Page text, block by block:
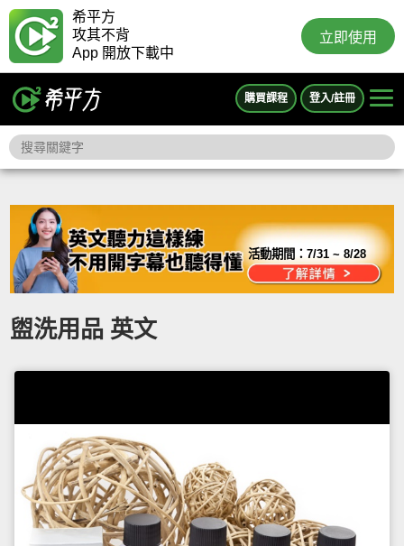
希平方
攻其不背
App 開放下載中
立即使用
購買課程 登入/註冊
活動期間：7/31 ~ 8/28
盥洗用品 英文